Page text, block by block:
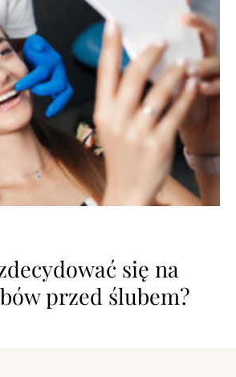
się na
przed ślubem?